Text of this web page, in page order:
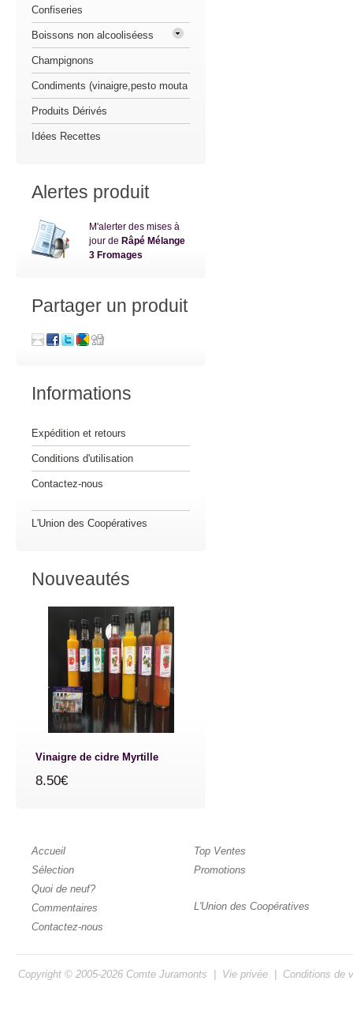
Confiseries
Boissons non alcooliséess
Champignons
Condiments (vinaigre,pesto mouta
Produits Dérivés
Idées Recettes
Alertes produit
M'alerter des mises à
jour de Râpé Mélange
3 Fromages
Partager un produit
Informations
Expédition et retours
Conditions d'utilisation
Contactez-nous
L'Union des Coopératives
Nouveautés
Vinaigre de cidre Myrtille
8.50€
Accueil
Sélection
Quoi de neuf?
Commentaires
Contactez-nous
Top Ventes
Promotions
L'Union des Coopératives
Copyright © 2005-2026 Comte Juramonts Vie privée Conditions de